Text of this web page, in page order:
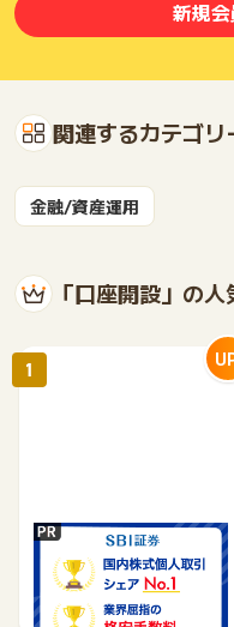
新規
関連するカテゴリ
金融/資産運用
「口座開設」の
SBI証券【新規口座開設
完了】
9,565 17,000
1